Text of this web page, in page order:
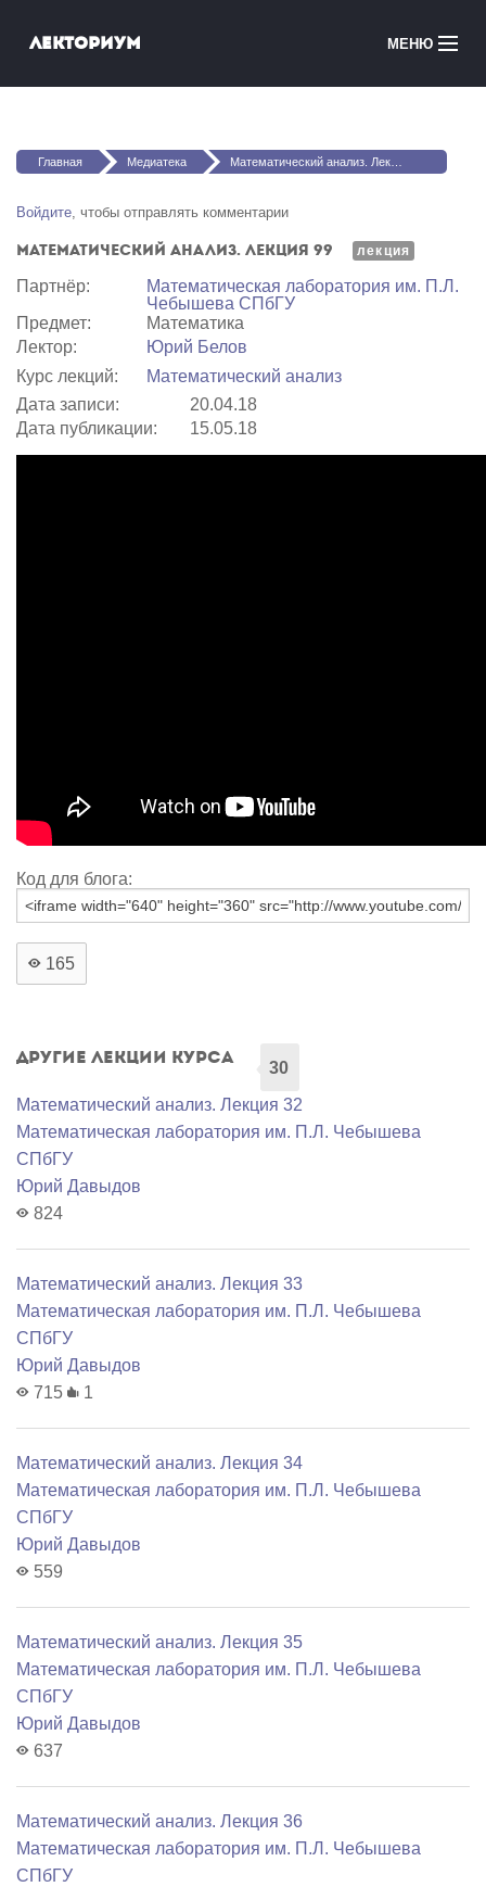
Лекториум МЕНЮ
Медиатека
Courses in English
Вы здесь
Главная Медиатека Математический анализ. Лекция 99
Войдите, чтобы отправлять комментарии
Математический анализ. Лекция 99 лекция
Партнёр:
Математичеcкая лаборатория им. П.Л.
Чебышева СПбГУ
Предмет:
Математика
Лектор:
Юрий Белов
Курс лекций:
Математический анализ
Дата записи:
20.04.18
Дата публикации:
15.05.18
Код для блога:
165
Другие лекции курса
30
Математический анализ. Лекция 32
Математичеcкая лаборатория им. П.Л. Чебышева
СПбГУ
Юрий Давыдов
824
Математический анализ. Лекция 33
Математичеcкая лаборатория им. П.Л. Чебышева
СПбГУ
Юрий Давыдов
715
1
Математический анализ. Лекция 34
Математичеcкая лаборатория им. П.Л. Чебышева
СПбГУ
Юрий Давыдов
559
Математический анализ. Лекция 35
Математичеcкая лаборатория им. П.Л. Чебышева
СПбГУ
Юрий Давыдов
637
Математический анализ. Лекция 36
Математичеcкая лаборатория им. П.Л. Чебышева
СПбГУ